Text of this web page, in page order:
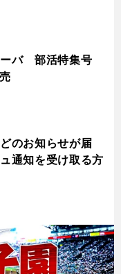
ーバ 部活特集号
のお知らせが届
通知を受け取る方